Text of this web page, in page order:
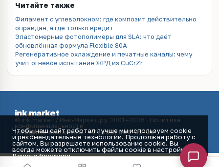
Читайте также
Филамент с углеволокном: где композит действительно
оправдан, а где только вредит
Эластомерные фотополимеры для SLA: что даёт
обновлённая формула Flexible 80A
Регенеративное охлаждение и печатные каналы: чему
учит огневое испытание ЖРД из CuCrZr
ink.market
© ink.market / Инк-Маркет.ру, 2001–2026 · Политика
конфиденциальности
info@ink-market.ru·+7 (495) 565-31-09
Чтобы наш сайт работал лучше мы используем cookie
и рекомендательные технологии. Продолжая работу с
сайтом, Вы разрешаете использование cookie. Вы
всегда можете отключить файлы cookie в настройках
Вашего браузера.
Принять